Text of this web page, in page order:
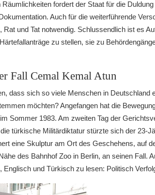
fordert der Staat für die
Auch für die weiterführende
und Tat notwendig. Schlussendlich ist es
zu stellen, sie zu
Fall Cemal Kemal Atun
dass sich so viele Menschen in Deutschland
möchten? Angefangen hat die
Sommer 1983. Am zweiten Tag der
türkische Militärdiktatur stürzte sich der 23-
eine Skulptur am Ort des Geschehens, auf
des Bahnhof Zoo in Berlin, an seinen Fall.
Englisch und Türkisch zu lesen: Politisch